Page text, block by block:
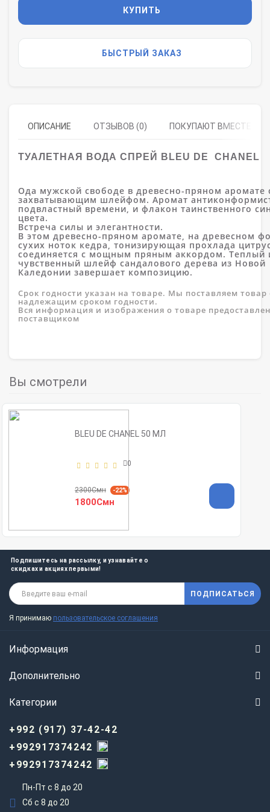
КУПИТЬ
БЫСТРЫЙ ЗАКАЗ
ОПИСАНИЕ ОТЗЫВОВ (0) ПОКУПАЮТ ВМЕСТЕ
ТУАЛЕТНАЯ ВОДА СПРЕЙ BLEU DE CHANEL
Ода мужской свободе в древесно-пряном аромате
захватывающим шлейфом. Аромат
подвластный времени, и флакон таинственного
цвета.
Встреча силы и элегантности.
В этом древесно-пряном аромате, на древесном
сухих ноток кедра, тонизирующая прохлада
соединяется с мощным пряным аккордом. Теплый
чувственный шлейф сандалового дерева из Новой
Каледонии завершает композицию.
Срок годности указан на товаре. Мы поставляем товар
надлежащим сроком годности.
Вся информация и изображения о товаре
поставщиком
Вы смотрели
BLEU DE CHANEL 50 МЛ
0
2300Смн -22%
1800Смн
Подпишитесь на рассылку, и узнавайте о
скидках и акциях первыми!
ПОДПИСАТЬСЯ
Я принимаю пользовательское соглашения
Информация
Дополнительно
Категории
+992 (917) 37-42-42
+992917374242
+992917374242
Пн-Пт с 8 до 20
Сб с 8 до 20